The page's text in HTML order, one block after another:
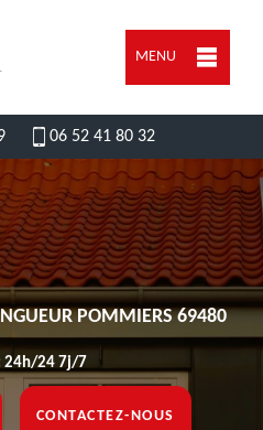
MENU
06 52 41 80 32
POMMIERS 69480
24h/24 7j/7
CONTACTEZ-NOUS